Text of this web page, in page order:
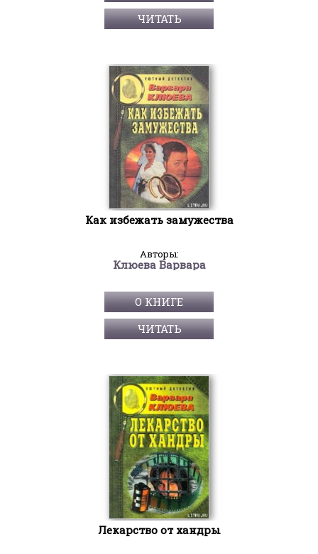
ЧИТАТЬ
Как избежать замужества
Авторы:
Клюева Варвара
О КНИГЕ
ЧИТАТЬ
Лекарство от хандры